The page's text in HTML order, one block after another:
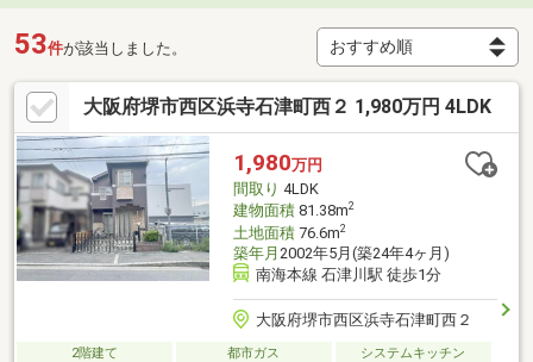
53件が該当しました。
大阪府堺市西区浜寺石津町西２ 1,980万円 4LDK
1,980万円
間取り 4LDK
建物面積81.38m2
土地面積76.6m2
築年月 2002年5月(築24年4ヶ月)
南海本線 石津川駅 徒歩1分
大阪府堺市西区浜寺石津町西２
2階建て 都市ガス
システムキッチン